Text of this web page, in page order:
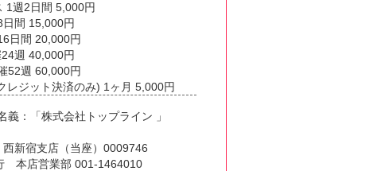
1週2日間 5,000円
間 15,000円
日間 20,000円
週 40,000円
52週 60,000円
レジット決済のみ) 1ヶ月 5,000円
義：「株式会社トップライン 」
新宿支店（当座）0009746
本店営業部 001-1464010